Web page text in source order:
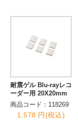
耐震ゲル Blu-rayレコ
ーダー用 20X20mm
商品コード：118269
1,578 円(税込)